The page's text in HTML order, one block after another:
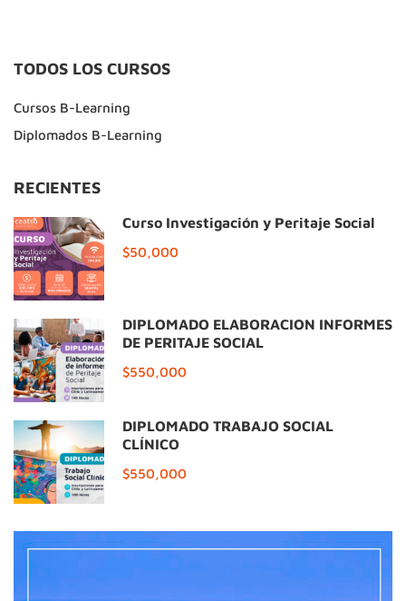
TODOS LOS CURSOS
Cursos B-Learning
Diplomados B-Learning
RECIENTES
Curso Investigación y Peritaje Social
$50,000
DIPLOMADO ELABORACIÓN INFORMES
DE PERITAJE SOCIAL
$550,000
DIPLOMADO TRABAJO SOCIAL
CLÍNICO
$550,000